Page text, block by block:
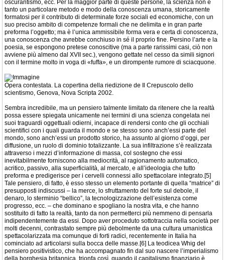
oscurantismo, ecc. Per la maggior parte di queste persone, la scienza non è
tanto un particolare metodo e modo della conoscenza umana, storicamente
formatosi per il contributo di determinate forze sociali ed economiche, con un
suo preciso ambito di competenze formali che ne delimita e in gran parte
preforma l’oggetto; ma è l’unica ammissibile forma vera e certa di conoscenza,
una conoscenza che avrebbe conchiuso in sé il proprio fine. Persino l’arte e la
poesia, se espongono pretese conoscitive (ma a parte rarissimi casi, ciò non
avviene più almeno dal XVII sec.), vengono gettate nel cesso da simili signori
con il termine molto in voga di «fuffa», e un dirompente rumore di sciacquone.
Opera contestata. La copertina della riedizione de Il Crepuscolo dello
scientismo, Genova, Nova Scripta 2002.
Sembra incredibile, ma un pensiero talmente limitato da ritenere che la realtà
possa essere spiegata unicamente nei termini di una scienza congelata nei
suoi traguardi oggettuali odierni, incapace di rendersi conto che gli occhiali
scientifici con i quali guarda il mondo e se stesso sono anch’essi parte del
mondo, sono anch’essi un prodotto storico, ha assunto al giorno d’oggi, per
diffusione, un ruolo di dominio totalizzante. La sua infiltrazione s’è realizzata
attraverso i mezzi d’informazione di massa, col sostegno che essi
inevitabilmente forniscono alla mediocrità, al ragionamento automatico,
acritico, passivo, alla superficialità, al mercato, e all’ideologia che tutto
preforma e predigerisce per i cervelli connessi allo spettacolare integrato.[5]
Tale pensiero, di fatto, è esso stesso un elemento portante di quella “matrice” di
presupposti indiscussi – la merce, lo sfruttamento del forte sul debole, il
denaro, lo sterminio “bellico”, la tecnologizzazione dell’esistenza come
progresso, ecc. – che dominano e spogliano la nostra vita, e che hanno
sostituito di fatto la realtà, tanto da non permetterci più nemmeno di pensarla
indipendentemente da essi. Dopo aver proceduto sottotraccia nella società per
molti decenni, contrastato sempre più debolmente da una cultura umanistica
spettacolarizzata ma comunque di forti radici, recentemente in Italia ha
cominciato ad articolarsi sulla bocca delle masse.[6] La teodicea Whig del
pensiero positivistico, che ha accompagnato fin dal suo nascere l’imperialismo
della borghesia britannica, trionfa così, quando il capitalismo finanziario è